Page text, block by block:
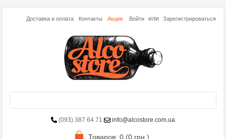
Доставка и оплата Контакты Акции Войти или Зарегистрироваться
(093) 387 64 71 info@alcostore.com.ua
Товаров: 0 (0 грн.)